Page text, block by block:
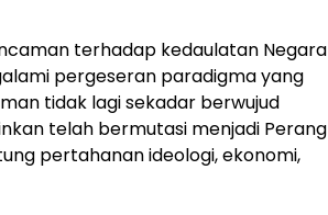
terhadap kedaulatan Negara
pergeseran paradigma yang
tidak lagi sekadar berwujud
telah bermutasi menjadi Perang
pertahanan ideologi, ekonomi,